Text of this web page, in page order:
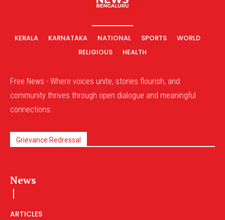
KERALA KARNATAKA NATIONAL SPORTS
WORLD
RELIGIOUS
HEALTH
Free News - Where voices unite, stories flourish, and
community thrives through open dialogue and meaningful
connections.
Grievance Redressal
News
ARTICLES